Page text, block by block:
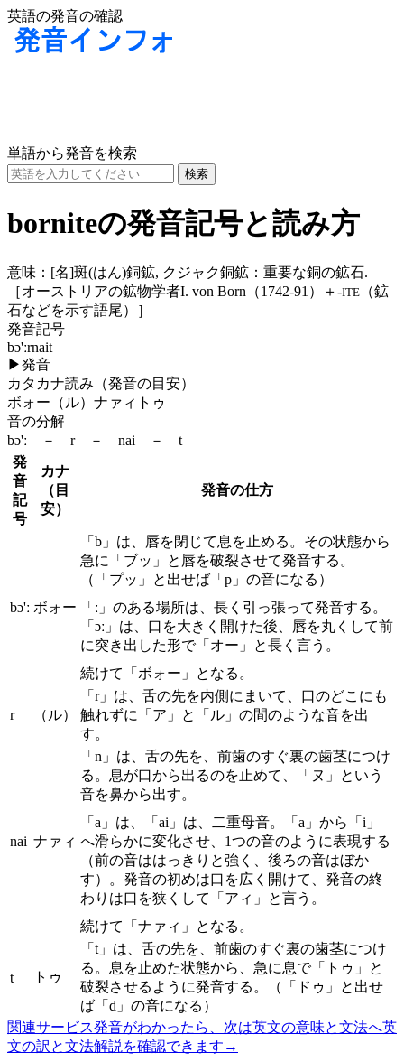
英語の発音の確認
単語から発音を検索
borniteの発音記号と読み方
意味： [名]斑(はん)銅鉱, クジャク銅鉱：重要な銅の鉱石.
［オーストリアの鉱物学者I. von Born（1742-91）＋-ITE （鉱
石などを示す語尾）］
発音記号
bɔ'ːrnait
▶発音
カタカナ読み（発音の目安）
ボォー（ル）ナァィトゥ
音の分解
bɔ'ː － r － nai － t
発
音
記
号
カナ
（目
安）
発音の仕方
bɔ'ː ボォー
「b」は、唇を閉じて息を止める。その状態から
急に「ブッ」と唇を破裂させて発音する。
（「プッ」と出せば「p」の音になる）
「ː」のある場所は、長く引っ張って発音する。
「ɔː」は、口を大きく開けた後、唇を丸くして前
に突き出した形で「オー」と長く言う。
続けて「ボォー」となる。
r （ル）
「r」は、舌の先を内側にまいて、口のどこにも
触れずに「ア」と「ル」の間のような音を出
す。
nai ナァィ
「n」は、舌の先を、前歯のすぐ裏の歯茎につけ
る。息が口から出るのを止めて、「ヌ」という
音を鼻から出す。
「a」は、「ai」は、二重母音。「a」から「i」
へ滑らかに変化させ、1つの音のように表現する
（前の音ははっきりと強く、後ろの音はぼか
す）。発音の初めは口を広く開けて、発音の終
わりは口を狭くして「アィ」と言う。
続けて「ナァィ」となる。
t トゥ
「t」は、舌の先を、前歯のすぐ裏の歯茎につけ
る。息を止めた状態から、急に息で「トゥ」と
破裂させるように発音する。（「ドゥ」と出せ
ば「d」の音になる）
関連サービス発音がわかったら、次は英文の意味と文法へ英
文の訳と文法解説を確認できます →